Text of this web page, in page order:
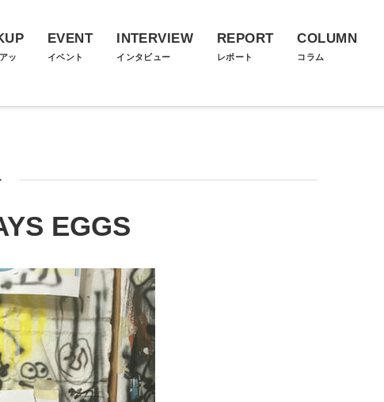
ッ
EVENT
イベント
INTERVIEW
インタビュー
REPORT
レポート
COLUMN
コラム
EGGS